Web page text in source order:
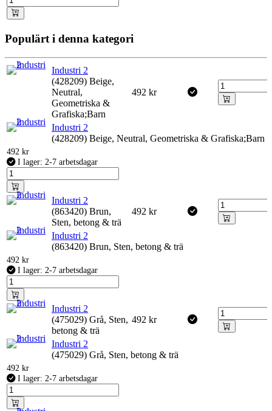
Populärt i denna kategori
Industri 2
(428209) Beige,
Neutral,
Geometriska &
Grafiska;Barn
492 kr
Industri 2
(428209) Beige, Neutral, Geometriska & Grafiska;Barn
492 kr
I lager: 2-7 arbetsdagar
Industri 2
(863420) Brun,
Sten, betong & trä
492 kr
Industri 2
(863420) Brun, Sten, betong & trä
492 kr
I lager: 2-7 arbetsdagar
Industri 2
(475029) Grå, Sten,
betong & trä
492 kr
Industri 2
(475029) Grå, Sten, betong & trä
492 kr
I lager: 2-7 arbetsdagar